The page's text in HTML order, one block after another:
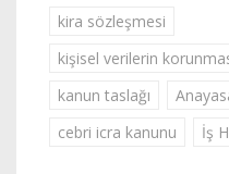
kira sözleşmesi
kişisel verilerin
kanun taslağı
cebri icra kanunu
İş